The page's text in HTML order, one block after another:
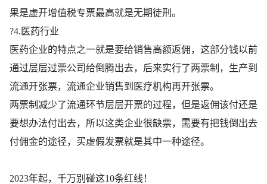
果是虚开增值税专票最高就是无期徒刑。
?4.医药行业
医药企业的特点之一就是要给销售高额返佣，这部分钱以前
通过层层过票公司给倒腾出去，后来实行了两票制，生产到
流通开张票，流通企业销售到医疗机构再开张票。
两票制减少了流通环节层层开票的过程，但是返佣该付还是
要想办法付出去，所以这类企业很缺票，需要有把钱倒出去
付佣金的途径，买虚假发票就是其中一种途径。
2023年起，千万别碰这10条红线！